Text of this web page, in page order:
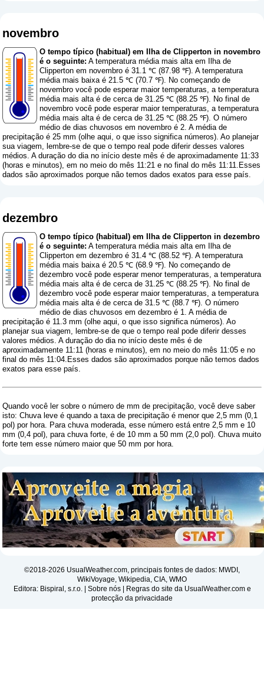
novembro
O tempo típico (habitual) em Ilha de Clipperton in novembro
é o seguinte: A temperatura média mais alta em Ilha de
Clipperton em novembro é 31.1 ℃ (87.98 ℉). A temperatura
média mais baixa é 21.5 ℃ (70.7 ℉). No começando de
novembro você pode esperar maior temperaturas, a temperatura
média mais alta é de cerca de 31.25 ℃ (88.25 ℉). No final de
novembro você pode esperar maior temperaturas, a temperatura
média mais alta é de cerca de 31.25 ℃ (88.25 ℉). O número
médio de dias chuvosos em novembro é 2. A média de
precipitação é 25 mm (olhe aqui, o que isso significa números). Ao planejar
sua viagem, lembre-se de que o tempo real pode diferir desses valores
médios. A duração do dia no início deste mês é de aproximadamente 11:33
(horas e minutos), em no meio do mês 11:21 e no final do mês 11:11.Esses
dados são aproximados porque não temos dados exatos para esse país.
dezembro
O tempo típico (habitual) em Ilha de Clipperton in dezembro
é o seguinte: A temperatura média mais alta em Ilha de
Clipperton em dezembro é 31.4 ℃ (88.52 ℉). A temperatura
média mais baixa é 20.5 ℃ (68.9 ℉). No começando de
dezembro você pode esperar menor temperaturas, a temperatura
média mais alta é de cerca de 31.25 ℃ (88.25 ℉). No final de
dezembro você pode esperar maior temperaturas, a temperatura
média mais alta é de cerca de 31.5 ℃ (88.7 ℉). O número
médio de dias chuvosos em dezembro é 1. A média de
precipitação é 11.3 mm (olhe aqui, o que isso significa números). Ao
planejar sua viagem, lembre-se de que o tempo real pode diferir desses
valores médios. A duração do dia no início deste mês é de
aproximadamente 11:11 (horas e minutos), em no meio do mês 11:05 e no
final do mês 11:04.Esses dados são aproximados porque não temos dados
exatos para esse país.
Quando você ler sobre o número de mm de precipitação, você deve saber
isto: Chuva leve é ​​quando a taxa de precipitação é menor que 2,5 mm (0,1
pol) por hora. Para chuva moderada, esse número está entre 2,5 mm e 10
mm (0,4 pol), para chuva forte, é de 10 mm a 50 mm (2,0 pol). Chuva muito
forte tem esse número maior que 50 mm por hora.
©2018-2026 UsualWeather.com, principais fontes de dados: MWDI,
WikiVoyage, Wikipedia, CIA, WMO
Editora: Bispiral, s.r.o. | Sobre nós| Regras do site da UsualWeather.com e
protecção da privacidade